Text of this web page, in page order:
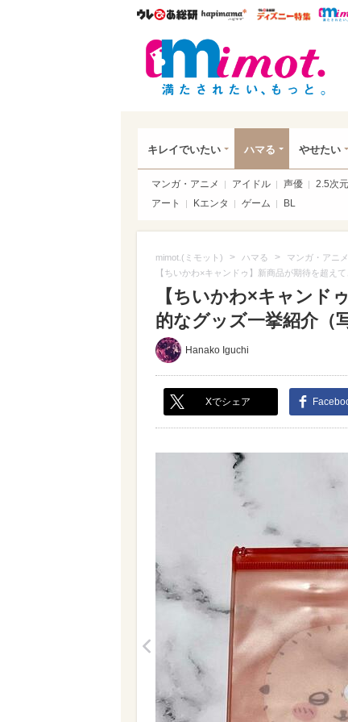
ウレぴあ総研ハピママ* ウレ
キレイでいたい ハマる やせたい
マンガ・アニメ アイドル 声優 2.5次
アート
Kエンタ ゲーム BL
mimot.(ミモット) > ハマる > マンガ・アニメ
【ちいかわ×キャンドゥ】新商品が期待を超え
【ちいかわ×キャンド
的なグッズ一挙紹介（
Hanako Iguchi
Xでシェア